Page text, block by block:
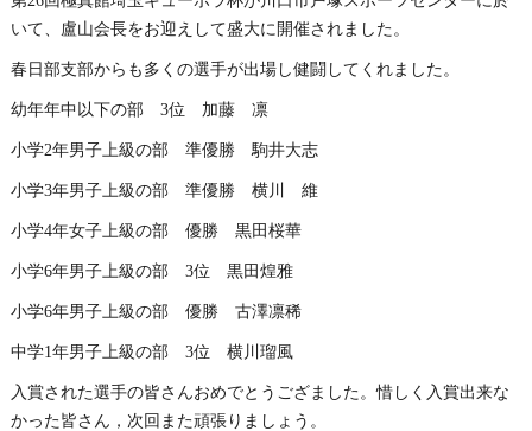
いて、盧山会長をお迎えして盛大に開催されました。
春日部支部からも多くの選手が出場し健闘してくれました。
幼年年中以下の部 3位 加藤 凛
小学2年男子上級の部 準優勝 駒井大志
小学3年男子上級の部 準優勝 横川 維
小学4年女子上級の部 優勝 黒田桜華
小学6年男子上級の部 3位 黒田煌雅
小学6年男子上級の部 優勝 古澤凛稀
中学1年男子上級の部 3位 横川瑠風
入賞された選手の皆さんおめでとうござました。惜しく入賞出来な
かった皆さん，次回また頑張りましょう。